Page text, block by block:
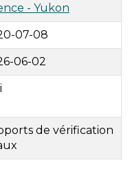
- Yukon
07-08
06-02
de vérification